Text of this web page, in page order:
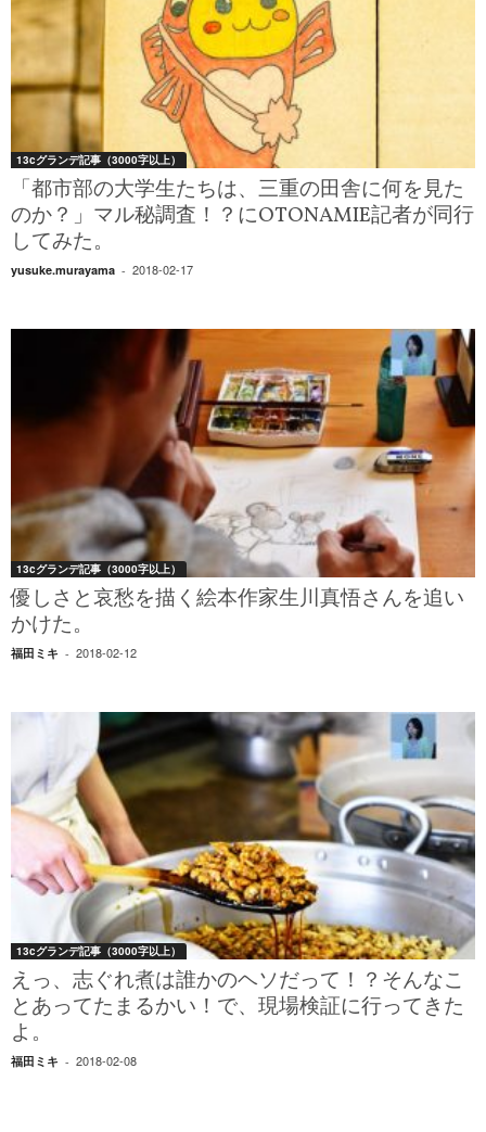
13cグランデ記事（3000字以上）
「都市部の大学生たちは、三重の田舎に何を見た
のか？」マル秘調査！？にOTONAMIE記者が同行
してみた。
yusuke.murayama - 2018-02-17
13cグランデ記事（3000字以上）
優しさと哀愁を描く絵本作家生川真悟さんを追い
かけた。
福田ミキ - 2018-02-12
13cグランデ記事（3000字以上）
えっ、志ぐれ煮は誰かのヘソだって！？そんなこ
とあってたまるかい！で、現場検証に行ってきた
よ。
福田ミキ - 2018-02-08